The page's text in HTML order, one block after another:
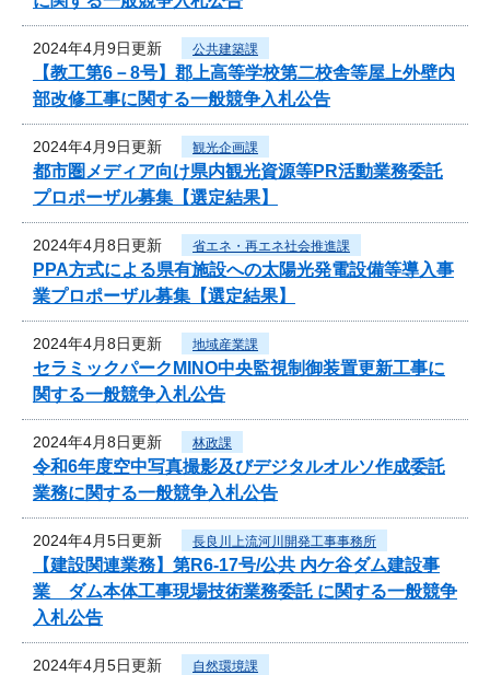
2024年4月9日更新 公共建築課
【教工第6－8号】郡上高等学校第二校舎等屋上外壁内
部改修工事に関する一般競争入札公告
2024年4月9日更新 観光企画課
都市圏メディア向け県内観光資源等PR活動業務委託
プロポーザル募集【選定結果】
2024年4月8日更新 省エネ・再エネ社会推進課
PPA方式による県有施設への太陽光発電設備等導入事
業プロポーザル募集【選定結果】
2024年4月8日更新 地域産業課
セラミックパークMINO中央監視制御装置更新工事に
関する一般競争入札公告
2024年4月8日更新 林政課
令和6年度空中写真撮影及びデジタルオルソ作成委託
業務に関する一般競争入札公告
2024年4月5日更新 長良川上流河川開発工事事務所
【建設関連業務】第R6-17号/公共 内ケ谷ダム建設事
業 ダム本体工事現場技術業務委託 に関する一般競争
入札公告
2024年4月5日更新 自然環境課